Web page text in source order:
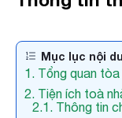
Mục lục nội
1. Tổng quan
2. Tiện ích toà
2.1. Thông tin